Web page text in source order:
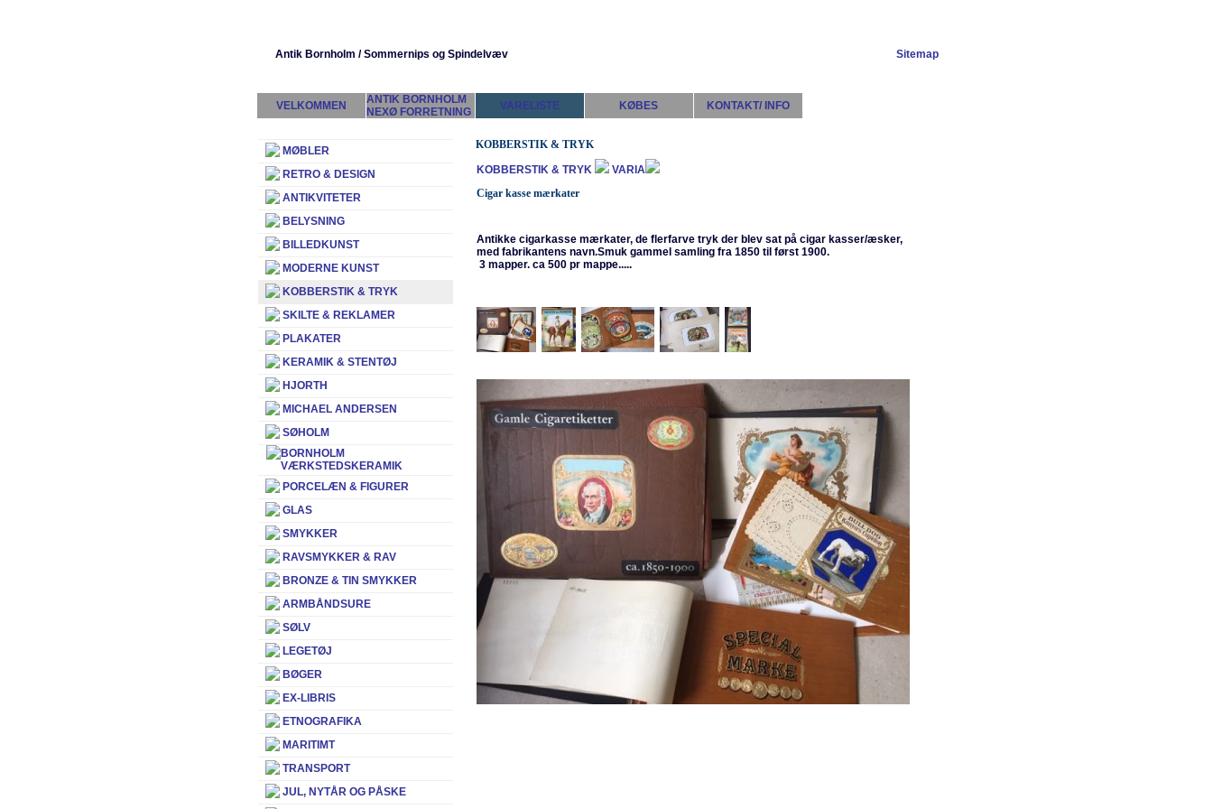
Antik Bornholm / Sommernips og Spindelvæv Sitemap
VELKOMMEN
ANTIK BORNHOLM
NEXØ FORRETNING
VARELISTE KØBES KONTAKT/ INFO
MØBLER
RETRO & DESIGN
ANTIKVITETER
BELYSNING
BILLEDKUNST
MODERNE KUNST
KOBBERSTIK & TRYK
SKILTE & REKLAMER
PLAKATER
KERAMIK & STENTØJ
HJORTH
MICHAEL ANDERSEN
SØHOLM
BORNHOLM
VÆRKSTEDSKERAMIK
PORCELÆN & FIGURER
GLAS
SMYKKER
RAVSMYKKER & RAV
BRONZE & TIN SMYKKER
ARMBÅNDSURE
SØLV
LEGETØJ
BØGER
EX-LIBRIS
ETNOGRAFIKA
MARITIMT
TRANSPORT
JUL, NYTÅR OG PÅSKE
KOBBERSTIK & TRYK
KOBBERSTIK & TRYK
VARIA
Cigar kasse mærkater
Antikke cigarkasse mærkater, de flerfarve tryk der blev sat på cigar kasser/æsker,
med fabrikantens navn.Smuk gammel samling fra 1850 til først 1900.
3 mapper. ca 500 pr mappe.....